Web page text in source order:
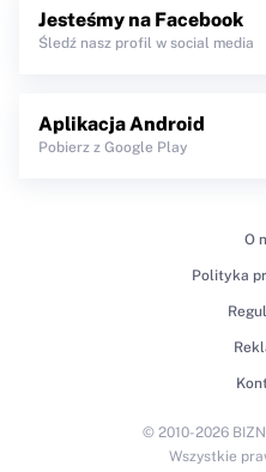
Jesteśmy na Facebook
Śledź nasz profil w social media
Aplikacja Android
Pobierz z Google Play
O
Polityka
© 2010-2026
Wszystkie